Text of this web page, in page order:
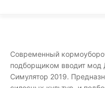
Современный
подборщиком вводит
Симулятор 2019.